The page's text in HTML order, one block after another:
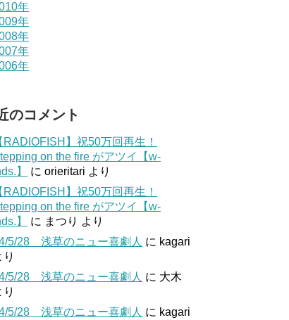
年
年
年
年
年
のコメント
RADIOFISH】祝50万回再生！
on the fire がアツイ【w-
】
に orieritari より
RADIOFISH】祝50万回再生！
on the fire がアツイ【w-
】
に まつり より
5/28 浅草のニュー喜劇人 に kagari
り
5/28 浅草のニュー喜劇人 に 大木
り
5/28 浅草のニュー喜劇人 に kagari